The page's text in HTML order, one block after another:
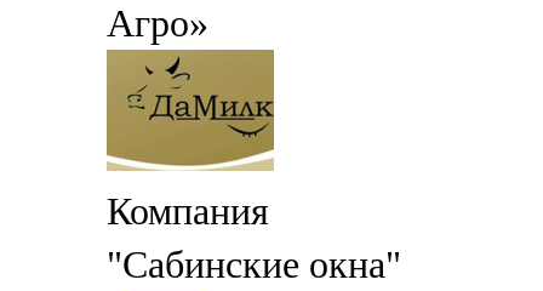
Агро»
Компания
"Сабинские окна"